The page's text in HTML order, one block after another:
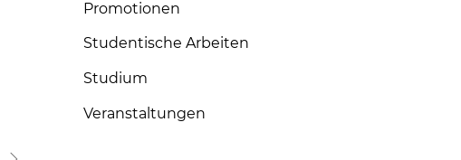
Promotionen
Studentische Arbeiten
Studium
Veranstaltungen